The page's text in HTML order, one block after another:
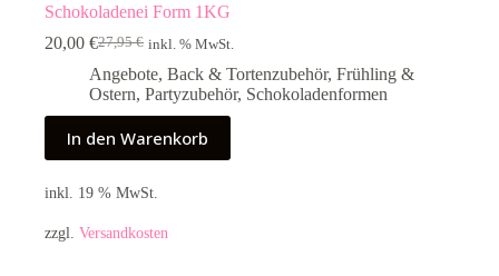
Schokoladenei Form 1KG
27,95€
Ursprünglicher
Preis
war:
20,00 €Aktueller
Preis
ist:
inkl. % MwSt.
Angebote, Back & Tortenzubehör, Frühling &
Ostern, Partyzubehör, Schokoladenformen
In den Warenkorb
inkl. 19 % MwSt.
zzgl. Versandkosten